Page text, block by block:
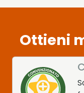
Ottieni